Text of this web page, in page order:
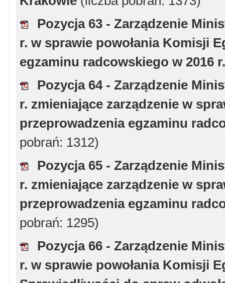
Pozycja 63 - Zarządzenie
r. w sprawie powołania Komisji
egzaminu radcowskiego w 2016
Pozycja 64 - Zarządzenie
r. zmieniające zarządzenie w
przeprowadzenia egzaminu
pobrań: 1312)
Pozycja 65 - Zarządzenie
r. zmieniające zarządzenie w
przeprowadzenia egzaminu
pobrań: 1295)
Pozycja 66 - Zarządzenie
r. w sprawie powołania Komisji